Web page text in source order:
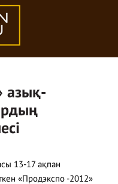
азық-
13-17 ақпан
«Продэкспо -2012»